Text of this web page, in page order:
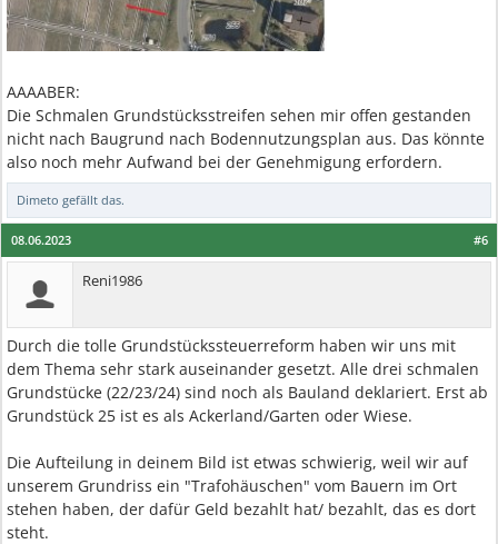
AAAABER:
Die Schmalen Grundstücksstreifen sehen mir offen gestanden
nicht nach Baugrund nach Bodennutzungsplan aus. Das könnte
also noch mehr Aufwand bei der Genehmigung erfordern.
Dimeto gefällt das.
#6
08.06.2023
Reni1986
Durch die tolle Grundstückssteuerreform haben wir uns mit
dem Thema sehr stark auseinander gesetzt. Alle drei schmalen
Grundstücke (22/23/24) sind noch als Bauland deklariert. Erst ab
Grundstück 25 ist es als Ackerland/Garten oder Wiese.
Die Aufteilung in deinem Bild ist etwas schwierig, weil wir auf
unserem Grundriss ein "Trafohäuschen" vom Bauern im Ort
stehen haben, der dafür Geld bezahlt hat/ bezahlt, das es dort
steht.